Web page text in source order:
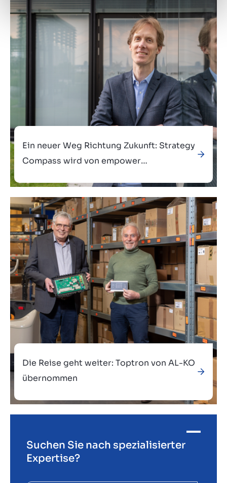
Verkauft an
Ein neuer Weg Richtung Zukunft: Strategy
Compass wird von empower
Verkauft an
Die Reise geht weiter: Toptron von AL-KO
übernommen
Verkauft an
Suchen Sie nach spezialisierter
Expertise?